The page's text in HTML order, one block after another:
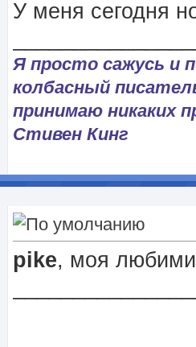
У меня сегодня
Я просто сажусь и
колбасный
принимаю никаких
Стивен Кинг
pike, моя